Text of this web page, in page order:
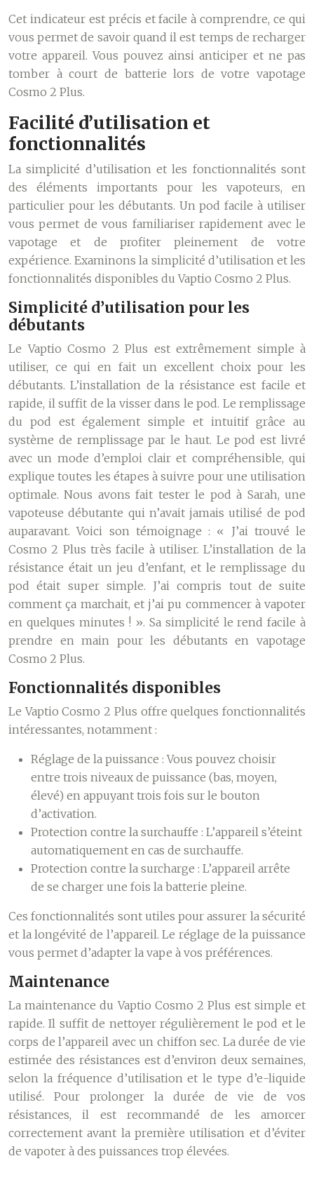
Cet indicateur est précis et facile à comprendre, ce qui
vous permet de savoir quand il est temps de recharger
votre appareil. Vous pouvez ainsi anticiper et ne pas
tomber à court de batterie lors de votre vapotage
Cosmo 2 Plus.
Facilité d’utilisation et
fonctionnalités
La simplicité d’utilisation et les fonctionnalités sont
des éléments importants pour les vapoteurs, en
particulier pour les débutants. Un pod facile à utiliser
vous permet de vous familiariser rapidement avec le
vapotage et de profiter pleinement de votre
expérience. Examinons la simplicité d’utilisation et les
fonctionnalités disponibles du Vaptio Cosmo 2 Plus.
Simplicité d’utilisation pour les
débutants
Le Vaptio Cosmo 2 Plus est extrêmement simple à
utiliser, ce qui en fait un excellent choix pour les
débutants. L’installation de la résistance est facile et
rapide, il suffit de la visser dans le pod. Le remplissage
du pod est également simple et intuitif grâce au
système de remplissage par le haut. Le pod est livré
avec un mode d’emploi clair et compréhensible, qui
explique toutes les étapes à suivre pour une utilisation
optimale. Nous avons fait tester le pod à Sarah, une
vapoteuse débutante qui n’avait jamais utilisé de pod
auparavant. Voici son témoignage : « J’ai trouvé le
Cosmo 2 Plus très facile à utiliser. L’installation de la
résistance était un jeu d’enfant, et le remplissage du
pod était super simple. J’ai compris tout de suite
comment ça marchait, et j’ai pu commencer à vapoter
en quelques minutes ! ». Sa simplicité le rend facile à
prendre en main pour les débutants en vapotage
Cosmo 2 Plus.
Fonctionnalités disponibles
Le Vaptio Cosmo 2 Plus offre quelques fonctionnalités
intéressantes, notamment :
Réglage de la puissance : Vous pouvez choisir
entre trois niveaux de puissance (bas, moyen,
élevé) en appuyant trois fois sur le bouton
d’activation.
Protection contre la surchauffe : L’appareil s’éteint
automatiquement en cas de surchauffe.
Protection contre la surcharge : L’appareil arrête
de se charger une fois la batterie pleine.
Ces fonctionnalités sont utiles pour assurer la sécurité
et la longévité de l’appareil. Le réglage de la puissance
vous permet d’adapter la vape à vos préférences.
Maintenance
La maintenance du Vaptio Cosmo 2 Plus est simple et
rapide. Il suffit de nettoyer régulièrement le pod et le
corps de l’appareil avec un chiffon sec. La durée de vie
estimée des résistances est d’environ deux semaines,
selon la fréquence d’utilisation et le type d’e-liquide
utilisé. Pour prolonger la durée de vie de vos
résistances, il est recommandé de les amorcer
correctement avant la première utilisation et d’éviter
de vapoter à des puissances trop élevées.